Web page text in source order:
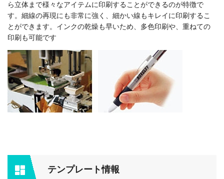
ら立体まで様々なアイテムに印刷することができるのが特徴で
す。細線の再現にも非常に強く、細かい線もキレイに印刷するこ
とができます。インクの乾燥も早いため、多色印刷や、重ねての
印刷も可能です
テンプレート情報